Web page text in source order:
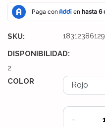
SKU: 18312386129
DISPONIBILIDAD:
2
COLOR
-